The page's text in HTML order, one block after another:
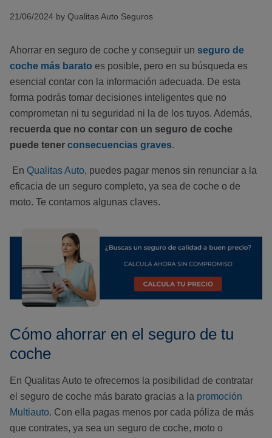
21/06/2024 by Qualitas Auto Seguros
Ahorrar en seguro de coche y conseguir un seguro de
coche más barato es posible, pero en su búsqueda es
esencial contar con la información adecuada. De esta
forma podrás tomar decisiones inteligentes que no
comprometan ni tu seguridad ni la de los tuyos. Además,
recuerda que no contar con un seguro de coche
puede tener consecuencias graves.
En Qualitas Auto, puedes pagar menos sin renunciar a la
eficacia de un seguro completo, ya sea de coche o de
moto. Te contamos algunas claves.
Cómo ahorrar en el seguro de tu
coche
En Qualitas Auto te ofrecemos la posibilidad de contratar
el seguro de coche más barato gracias a la promoción
Multiauto. Con ella pagas menos por cada póliza de más
que contrates, ya sea un seguro de coche, moto o